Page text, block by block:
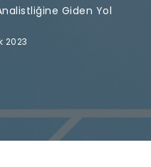
Giden Yol
2023